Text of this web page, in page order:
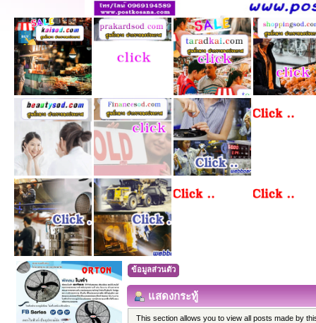
ข้อมูลส่วนตัว
แสดงกระทู้
This section allows you to view all posts made by